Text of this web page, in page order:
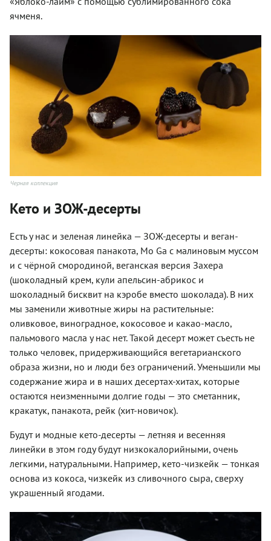
ячменя.
Черная коллекция
Кето и ЗОЖ-десерты
Есть у нас и зеленая линейка — ЗОЖ-десерты и веган-
десерты: кокосовая панакота, Mo Ga с малиновым муссом
и с чёрной смородиной, веганская версия Захера
(шоколадный крем, кули апельсин-абрикос и
шоколадный бисквит на кэробе вместо шоколада). В них
мы заменили животные жиры на растительные:
оливковое, виноградное, кокосовое и какао-масло,
пальмового масла у нас нет. Такой десерт может съесть не
только человек, придерживающийся вегетарианского
образа жизни, но и люди без ограничений. Уменьшили мы
содержание жира и в наших десертах-хитах, которые
остаются неизменными долгие годы — это сметанник,
кракатук, панакота, рейк (хит-новичок).
Будут и модные кето-десерты — летняя и весенняя
линейки в этом году будут низкокалорийными, очень
легкими, натуральными. Например, кето-чизкейк — тонкая
основа из кокоса, чизкейк из сливочного сыра, сверху
украшенный ягодами.